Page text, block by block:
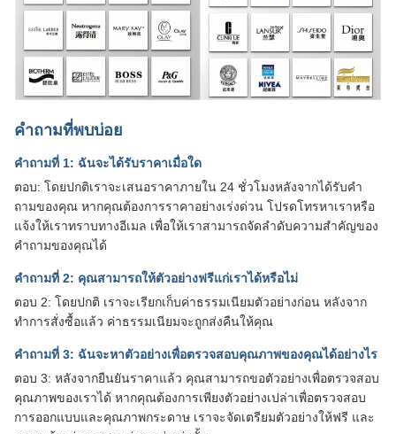
คำถามที่พบบ่อย
คำถามที่ 1: ฉันจะได้รับราคาเมื่อใด
ตอบ: โดยปกติเราจะเสนอราคาภายใน 24 ชั่วโมงหลังจากได้รับคำ
ถามของคุณ หากคุณต้องการราคาอย่างเร่งด่วน โปรดโทรหาเราหรือ
แจ้งให้เราทราบทางอีเมล เพื่อให้เราสามารถจัดลำดับความสำคัญของ
คำถามของคุณได้
คำถามที่ 2: คุณสามารถให้ตัวอย่างฟรีแก่เราได้หรือไม่
ตอบ 2: โดยปกติ เราจะเรียกเก็บค่าธรรมเนียมตัวอย่างก่อน หลังจาก
ทำการสั่งซื้อแล้ว ค่าธรรมเนียมจะถูกส่งคืนให้คุณ
คำถามที่ 3: ฉันจะหาตัวอย่างเพื่อตรวจสอบคุณภาพของคุณได้อย่างไร
ตอบ 3: หลังจากยืนยันราคาแล้ว คุณสามารถขอตัวอย่างเพื่อตรวจสอบ
คุณภาพของเราได้ หากคุณต้องการเพียงตัวอย่างเปล่าเพื่อตรวจสอบ
การออกแบบและคุณภาพกระดาษ เราจะจัดเตรียมตัวอย่างให้ฟรี และ